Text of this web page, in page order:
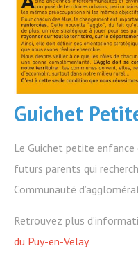
Guichet
Le Guichet petite
futurs parents qui
Communauté
Retrouvez plus
du Puy-en-Velay.